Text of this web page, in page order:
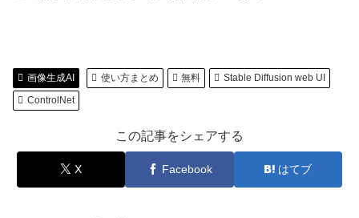
画像生成AI 使い方まとめ 無料
Stable Diffusion web UI
ControlNet
この記事をシェアする
X Facebook はてブ